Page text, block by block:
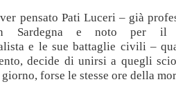
pensato Pati Luceri – già
Sardegna e noto per il
e le sue battaglie civili –
decide di unirsi a quegli
forse le stesse ore della